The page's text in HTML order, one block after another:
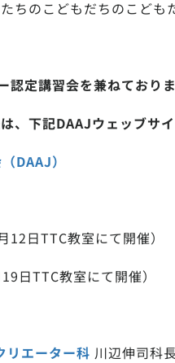
ちのこどもだちのこども
定講習会を兼ねておりま
、下記DAAJウェッブサイ
DAAJ）
12日TTC教室にて開催）
日TTC教室にて開催）
リエーター科 川辺伸司科